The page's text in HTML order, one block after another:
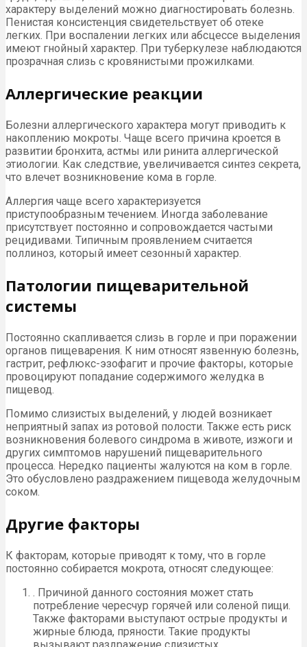
характеру выделений можно диагностировать болезнь.
Пенистая консистенция свидетельствует об отеке
легких. При воспалении легких или абсцессе выделения
имеют гнойный характер. При туберкулезе наблюдаются
прозрачная слизь с кровянистыми прожилками.
Аллергические реакции
Болезни аллергического характера могут приводить к
накоплению мокроты. Чаще всего причина кроется в
развитии бронхита, астмы или ринита аллергической
этиологии. Как следствие, увеличивается синтез секрета,
что влечет возникновение кома в горле.
Аллергия чаще всего характеризуется
приступообразным течением. Иногда заболевание
присутствует постоянно и сопровождается частыми
рецидивами. Типичным проявлением считается
поллиноз, который имеет сезонный характер.
Патологии пищеварительной
системы
Постоянно скапливается слизь в горле и при поражении
органов пищеварения. К ним относят язвенную болезнь,
гастрит, рефлюкс-эзофагит и прочие факторы, которые
провоцируют попадание содержимого желудка в
пищевод.
Помимо слизистых выделений, у людей возникает
неприятный запах из ротовой полости. Также есть риск
возникновения болевого синдрома в животе, изжоги и
других симптомов нарушений пищеварительного
процесса. Нередко пациенты жалуются на ком в горле.
Это обусловлено раздражением пищевода желудочным
соком.
Другие факторы
К факторам, которые приводят к тому, что в горле
постоянно собирается мокрота, относят следующее:
. Причиной данного состояния может стать
потребление чересчур горячей или соленой пищи.
Также факторами выступают острые продукты и
жирные блюда, пряности. Такие продукты